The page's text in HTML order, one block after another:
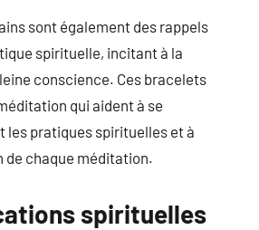
sont également des rappels
spirituelle, incitant à la
conscience. Ces bracelets
qui aident à se
les pratiques spirituelles et à
de chaque méditation.
spirituelles